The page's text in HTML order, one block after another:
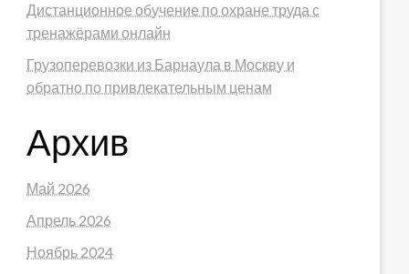
Дистанционное обучение по охране труда с
тренажёрами онлайн
Грузоперевозки из Барнаула в Москву и
обратно по привлекательным ценам
Архив
Май 2026
Апрель 2026
Ноябрь 2024